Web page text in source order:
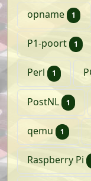
opname 1
P1-poort 1
Perl 1 artikel
PostNL 1
qemu 1
Raspberry Pi